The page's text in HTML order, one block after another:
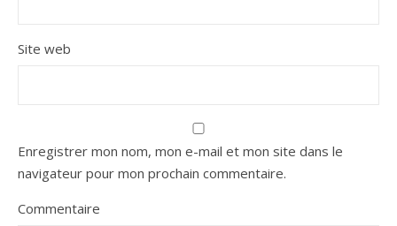
Site web
Enregistrer mon nom, mon e-mail et mon site dans le
navigateur pour mon prochain commentaire.
Commentaire